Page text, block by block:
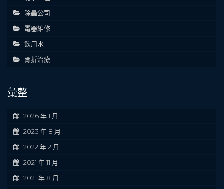
除蟲公司
電器維修
飲用水
骨折治療
彙整
2026 年 1 月
2023 年 8 月
2022 年 2 月
2021 年 11 月
2021 年 8 月